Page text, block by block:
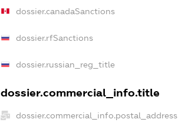
dossier.canadaSanctions
dossier.rfSanctions
dossier.russian_reg_title
dossier.commercial_info.title
dossier.commercial_info.postal_address